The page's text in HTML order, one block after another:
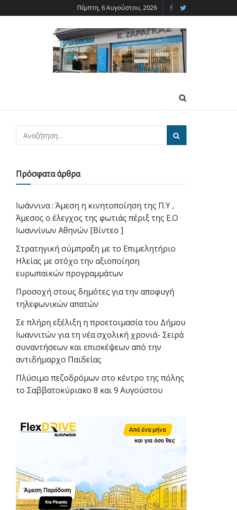
Πέμπτη, 6 Αυγούστου, 2026
Πρόσφατα άρθρα
Ιωάννινα : Άμεση η κινητοποίηση της Π.Υ ,
Άμεσος ο έλεγχος της φωτιάς πέριξ της Ε.Ο
Ιωαννίνων Αθηνών [Βίντεο ]
Στρατηγική σύμπραξη με το Επιμελητήριο
Ηλείας με στόχο την αξιοποίηση
ευρωπαϊκών προγραμμάτων
Προσοχή στους δημότες για την αποφυγή
τηλεφωνικών απατών
Σε πλήρη εξέλιξη η προετοιμασία του Δήμου
Ιωαννιτών για τη νέα σχολική χρονιά- Σειρά
συναντήσεων και επισκέψεων από την
αντιδήμαρχο Παιδείας
Πλύσιμο πεζοδρόμων στο κέντρο της πόλης
το Σαββατοκύριακο 8 και 9 Αυγούστου